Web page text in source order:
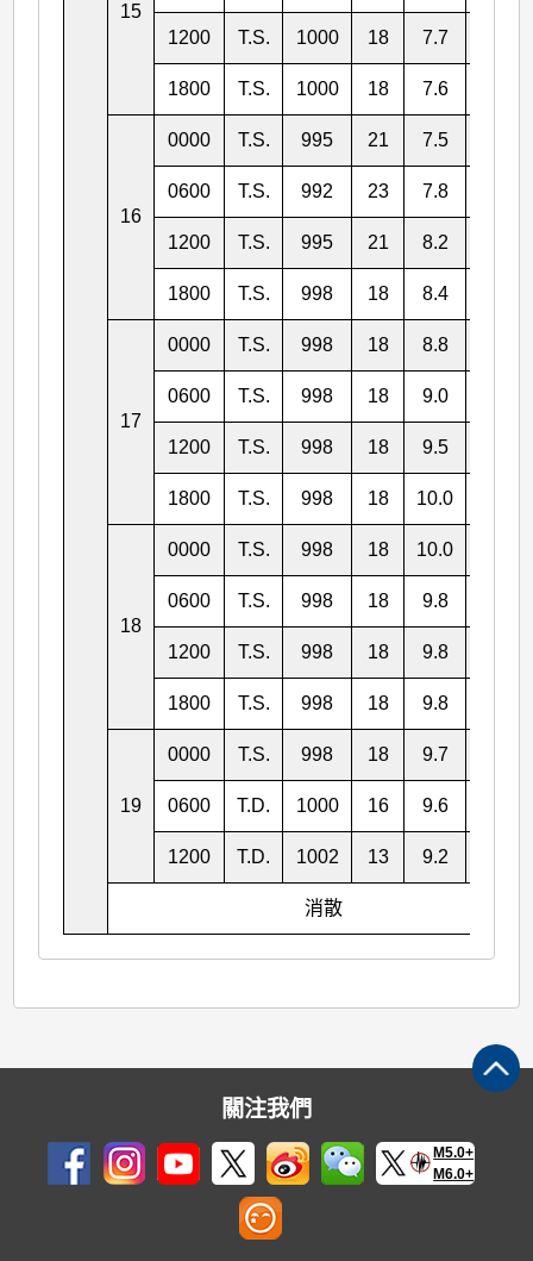
15
1200 T.S. 1000 18 7.7
1800 T.S. 1000 18 7.6
16
0000 T.S. 995 21 7.5
0600 T.S. 992 23 7.8
1200 T.S. 995 21 8.2
1800 T.S. 998 18 8.4
17
0000 T.S. 998 18 8.8
0600 T.S. 998 18 9.0
1200 T.S. 998 18 9.5
1800 T.S. 998 18 10.0
18
0000 T.S. 998 18 10.0
0600 T.S. 998 18 9.8
1200 T.S. 998 18 9.8
1800 T.S. 998 18 9.8
19
0000 T.S. 998 18 9.7
0600 T.D. 1000 16 9.6
1200 T.D. 1002 13 9.2
消散
關注我們
M5.0+
M6.0+